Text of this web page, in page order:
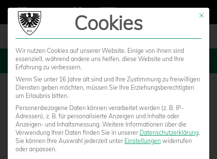
MENU
Mit
Cookies
Wir nutzen Cookies auf unserer Website. Einige von ihnen sind
essenziell, während andere uns helfen, diese Website und Ihre
Erfahrung zu verbessern.
Wenn Sie unter 16 Jahre alt sind und Ihre Zustimmung zu freiwilligen
Diensten geben möchten, müssen Sie Ihre Erziehungsberechtigten
um Erlaubnis bitten.
Personenbezogene Daten können verarbeitet werden (z. B. IP-
Adressen), z. B. für personalisierte Anzeigen und Inhalte oder
Anzeigen- und Inhaltsmessung. Weitere Informationen über die
Verwendung Ihrer Daten finden Sie in unserer Datenschutzerklärung.
Sie können Ihre Auswahl jederzeit unter Einstellungen widerrufen
oder anpassen.